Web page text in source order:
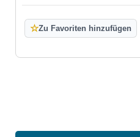
☆Zu Favoriten hinzufügen